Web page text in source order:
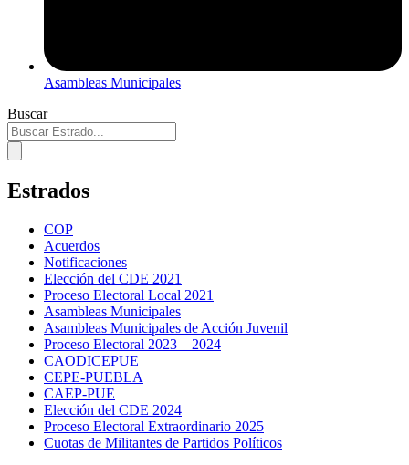
Asambleas Municipales
Buscar
Estrados
COP
Acuerdos
Notificaciones
Elección del CDE 2021
Proceso Electoral Local 2021
Asambleas Municipales
Asambleas Municipales de Acción Juvenil
Proceso Electoral 2023 – 2024
CAODICEPUE
CEPE-PUEBLA
CAEP-PUE
Elección del CDE 2024
Proceso Electoral Extraordinario 2025
Cuotas de Militantes de Partidos Políticos